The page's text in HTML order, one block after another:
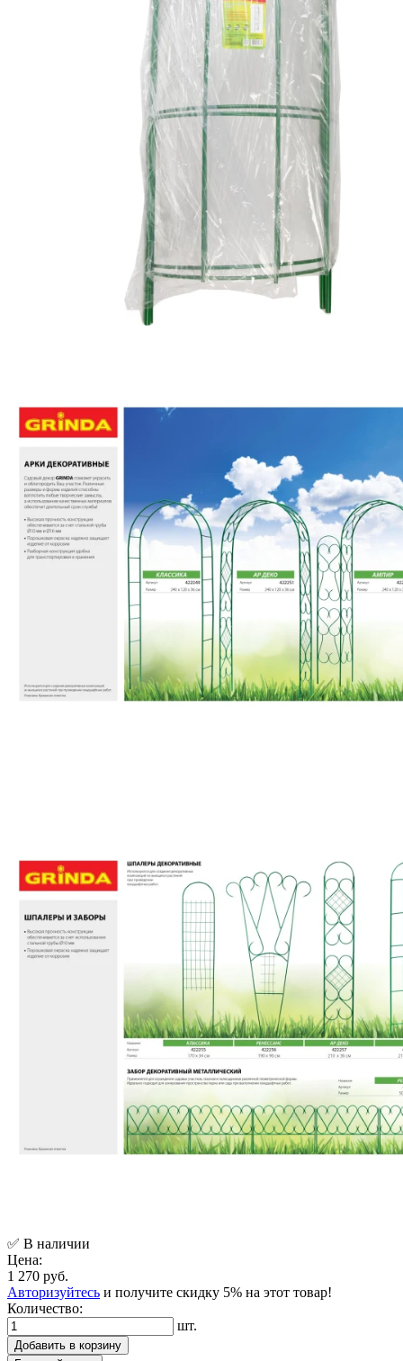
✅ В наличии
Цена:
1 270 руб.
Авторизуйтесь и получите скидку 5% на этот товар!
Количество:
шт.
Добавить в корзину